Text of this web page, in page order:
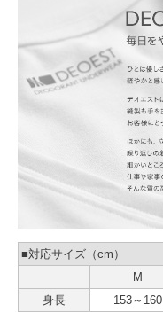
■対応サイズ（cm）
M
身長
153～160